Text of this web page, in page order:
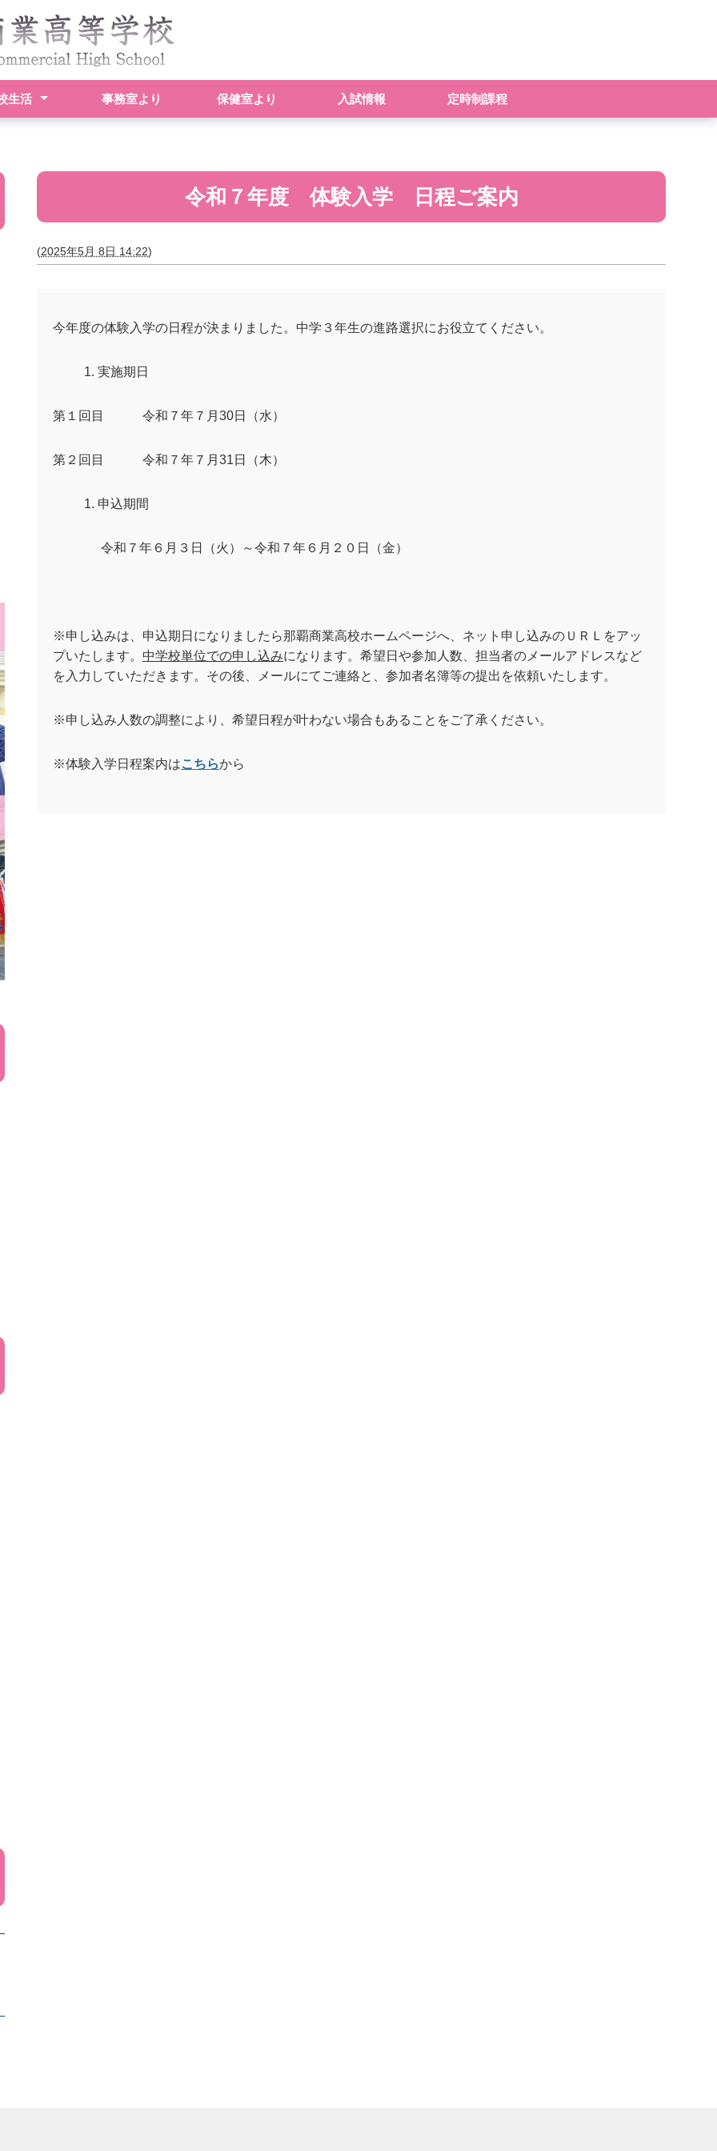
生活 事務室より 保健室より 入試情報 定時制課程
令和７年度 体験入学 日程ご案内
(2025年5月 8日 14:22)
今年度の体験入学の日程が決まりました。中学３年生の進路選択にお役立てください。
実施期日
第１回目 令和７年７月30日（水）
第２回目 令和７年７月31日（木）
申込期間
令和７年６月３日（火）～令和７年６月２０日（金）
※申し込みは、申込期日になりましたら那覇商業高校ホームページへ、ネット申し込みのＵＲＬをアッ
プいたします。 中学校単位での申し込みになります。希望日や参加人数、担当者のメールアドレスなど
を入力していただきます。その後、メールにてご連絡と、参加者名簿等の提出を依頼いたします。
※申し込み人数の調整により、希望日程が叶わない場合もあることをご了承ください。
※体験入学日程案内はこちらから